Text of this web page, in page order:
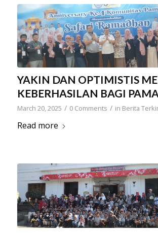
YAKIN DAN OPTIMISTIS
KEBERHASILAN BAGI
March 20, 2025 / 0 Comments / in Berita
Read more